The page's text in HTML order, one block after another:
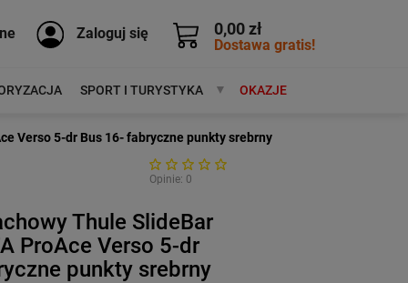
0,00 zł
Dostawa gratis!
Zaloguj się
SPORT I TURYSTYKA MARKIOKAZJE
Verso 5-dr Bus 16- fabryczne punkty srebrny
Opinie: 0
Thule SlideBar
ProAce Verso 5-dr
punkty srebrny